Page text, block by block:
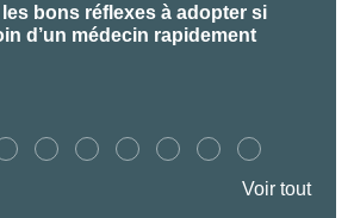
les bons réflexes à adopter si
d’un médecin rapidement
Voir tout